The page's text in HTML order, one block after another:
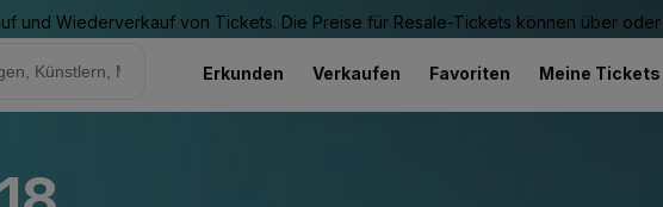
und Wiederverkauf von Tickets. Die Preise für Resale-Tickets können über
Erkunden Verkaufen Favoriten Meine Tickets